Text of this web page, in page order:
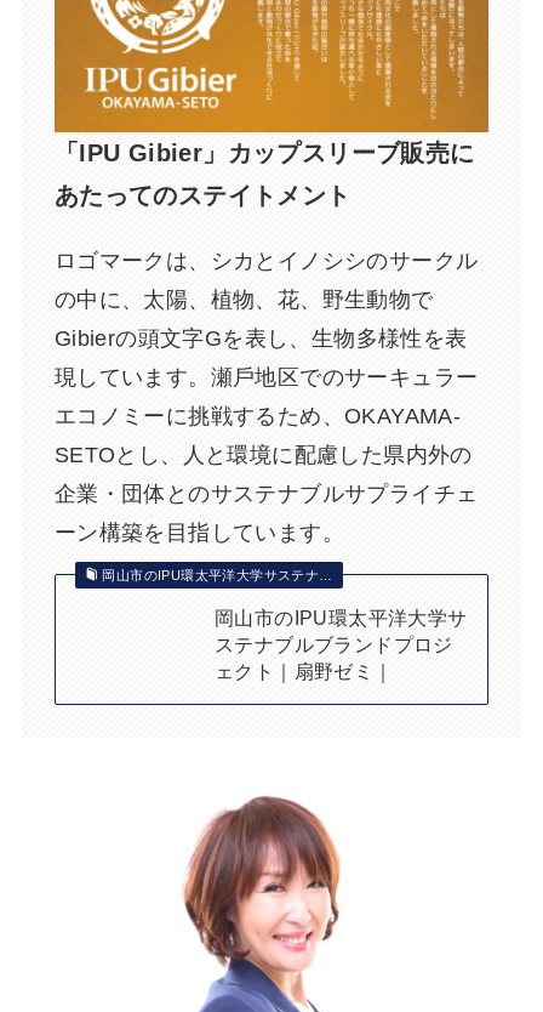
「IPU Gibier」カップスリーブ販売に
あたってのステイトメント
ロゴマークは、シカとイノシシのサークル
の中に、太陽、植物、花、野⽣動物で
Gibierの頭⽂字Gを表し、⽣物多様性を表
現しています。瀬⼾地区でのサーキュラー
エコノミーに挑戦するため、OKAYAMA-
SETOとし、⼈と環境に配慮した県内外の
企業・団体とのサステナブルサプライチェ
ーン構築を⽬指しています。
岡山市のIPU環太平洋大学サステナ…
岡山市のIPU環太平洋大学サ
ステナブルブランドプロジ
ェクト｜扇野ゼミ｜